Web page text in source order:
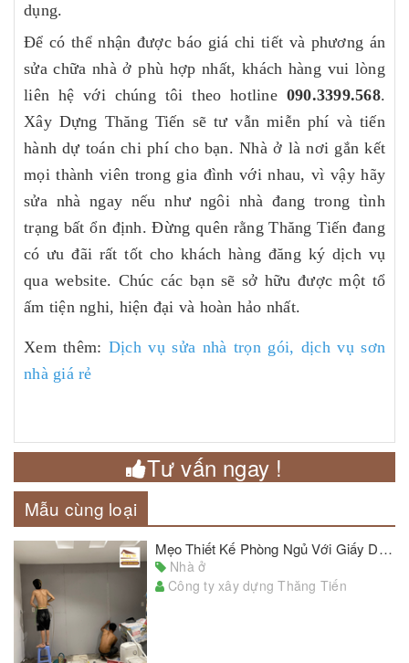
dụng.
Để có thể nhận được báo giá chi tiết và phương án
sửa chữa nhà ở phù hợp nhất, khách hàng vui lòng
liên hệ với chúng tôi theo hotline 090.3399.568.
Xây Dựng Thăng Tiến sẽ tư vẫn miễn phí và tiến
hành dự toán chi phí cho bạn. Nhà ở là nơi gắn kết
mọi thành viên trong gia đình với nhau, vì vậy hãy
sửa nhà ngay nếu như ngôi nhà đang trong tình
trạng bất ổn định. Đừng quên rằng Thăng Tiến đang
có ưu đãi rất tốt cho khách hàng đăng ký dịch vụ
qua website. Chúc các bạn sẽ sở hữu được một tổ
ấm tiện nghi, hiện đại và hoàn hảo nhất.
Xem thêm: Dịch vụ sửa nhà trọn gói, dịch vụ sơn
nhà giá rẻ
Tư vấn ngay !
Mẫu cùng loại
Mẹo Thiết Kế Phòng Ngủ Với Giấy Dán Tường Đẹp Chủ Nhà Cần Lưu Ý
Nhà ở
Công ty xây dựng Thăng Tiến